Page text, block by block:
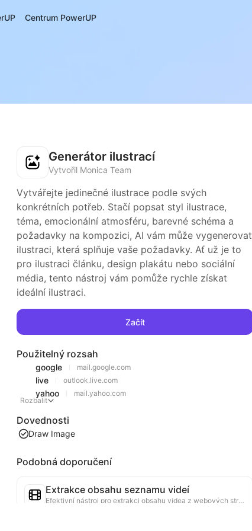
Centrum PowerUP
Generátor ilustrací
Vytvořil Monica Team
Vytvářejte jedinečné ilustrace podle svých
konkrétních potřeb. Stačí popsat styl ilustrace,
téma, emocionální atmosféru, barevné schéma a
požadavky na kompozici, AI vám může vygenerovat
ilustraci, která splňuje vaše požadavky. Ať už je to
pro ilustraci článku, design plakátu nebo sociální
média, tento nástroj vám pomůže rychle získat
ideální ilustraci.
Začít
Použitelný rozsah
google mail.google.com
live outlook.live.com
yahoo
mail.yahoo.com
Rozbalit
Dovednosti
Draw Image
Podobná doporučení
Extrakce obsahu seznamu videí
Efektivní nástroj pro extrakci obsahu videa z webových stránek, který dokáže rychle procházet webové stránky a uspořádat informace o videích do strukturované tabulky Markdown.